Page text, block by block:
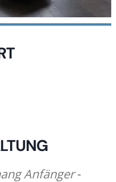
Anfänger-